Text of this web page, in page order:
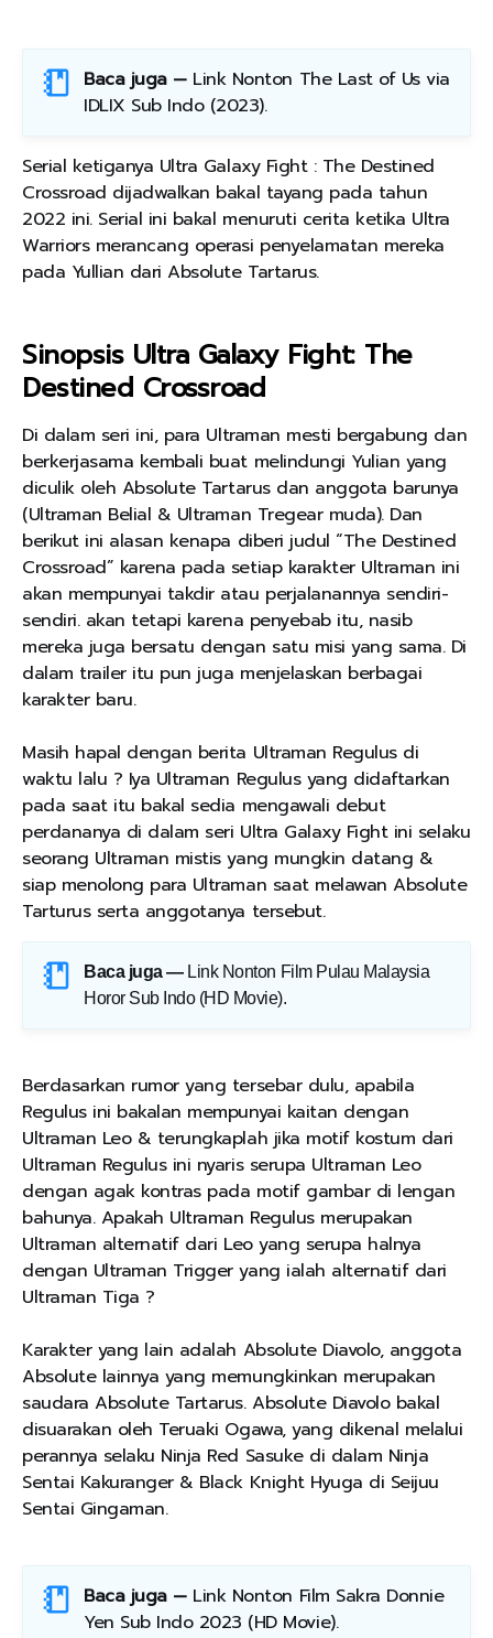
Baca juga — Link Nonton The Last of Us via
IDLIX Sub Indo (2023).
Serial ketiganya Ultra Galaxy Fight : The Destined
Crossroad dijadwalkan bakal tayang pada tahun
2022 ini. Serial ini bakal menuruti cerita ketika Ultra
Warriors merancang operasi penyelamatan mereka
pada Yullian dari Absolute Tartarus.
Sinopsis Ultra Galaxy Fight: The
Destined Crossroad
Di dalam seri ini, para Ultraman mesti bergabung dan
berkerjasama kembali buat melindungi Yulian yang
diculik oleh Absolute Tartarus dan anggota barunya
(Ultraman Belial & Ultraman Tregear muda). Dan
berikut ini alasan kenapa diberi judul “The Destined
Crossroad” karena pada setiap karakter Ultraman ini
akan mempunyai takdir atau perjalanannya sendiri-
sendiri. akan tetapi karena penyebab itu, nasib
mereka juga bersatu dengan satu misi yang sama. Di
dalam trailer itu pun juga menjelaskan berbagai
karakter baru.
Masih hapal dengan berita Ultraman Regulus di
waktu lalu ? Iya Ultraman Regulus yang didaftarkan
pada saat itu bakal sedia mengawali debut
perdananya di dalam seri Ultra Galaxy Fight ini selaku
seorang Ultraman mistis yang mungkin datang &
siap menolong para Ultraman saat melawan Absolute
Tarturus serta anggotanya tersebut.
Baca juga — Link Nonton Film Pulau Malaysia
Horor Sub Indo (HD Movie).
Berdasarkan rumor yang tersebar dulu, apabila
Regulus ini bakalan mempunyai kaitan dengan
Ultraman Leo & terungkaplah jika motif kostum dari
Ultraman Regulus ini nyaris serupa Ultraman Leo
dengan agak kontras pada motif gambar di lengan
bahunya. Apakah Ultraman Regulus merupakan
Ultraman alternatif dari Leo yang serupa halnya
dengan Ultraman Trigger yang ialah alternatif dari
Ultraman Tiga ?
Karakter yang lain adalah Absolute Diavolo, anggota
Absolute lainnya yang memungkinkan merupakan
saudara Absolute Tartarus. Absolute Diavolo bakal
disuarakan oleh Teruaki Ogawa, yang dikenal melalui
perannya selaku Ninja Red Sasuke di dalam Ninja
Sentai Kakuranger & Black Knight Hyuga di Seijuu
Sentai Gingaman.
Baca juga — Link Nonton Film Sakra Donnie
Yen Sub Indo 2023 (HD Movie).